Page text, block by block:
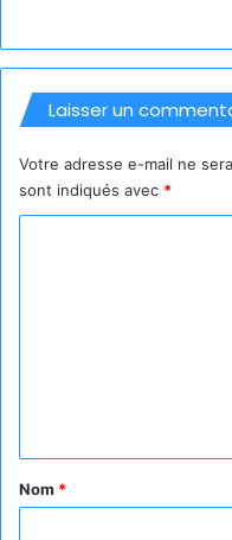
Laisser un
Votre adresse e-mail ne
sont indiqués avec *
a
Nom *